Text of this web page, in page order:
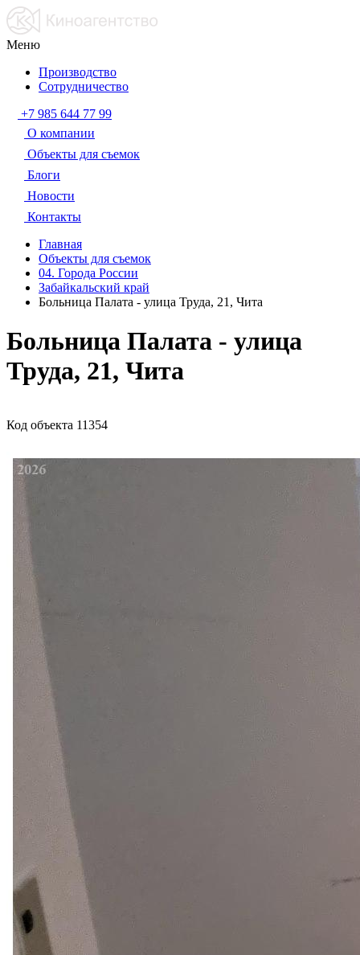
Меню
Производство
Сотрудничество
+7 985 644 77 99
О компании
Объекты для съемок
Блоги
Новости
Контакты
Главная
Объекты для съемок
04. Города России
Забайкальский край
Больница Палата - улица Труда, 21, Чита
Больница Палата - улица
Труда, 21, Чита
Код объекта 11354